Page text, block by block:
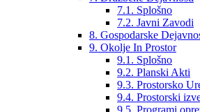
7.1. Splošno
7.2. Javni Zavodi
8. Gospodarske
9. Okolje In Prostor
9.1. Splošno
9.2. Planski Akti
9.3. Prostorsko
9.4. Prostorski
9.5. Programi